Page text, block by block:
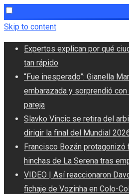
Skip to content
Expertos explican por qué
tan rápido
“Fue inesperado”: Gianella
embarazada y sorprendió
pareja
Slavko Vincic se retira del
dirigir la final del Mundial
Francisco Bozán
hinchas de La Serena tras
VIDEO | Así reaccionaron
fichaje de Vozinha en Colo-